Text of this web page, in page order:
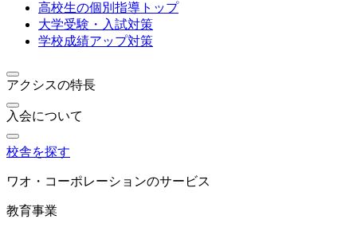
高校生の個別指導トップ
大学受験・入試対策
学校成績アップ対策
アクシスの特長
入会について
校舎を探す
ワオ・コーポレーションのサービス
教育事業